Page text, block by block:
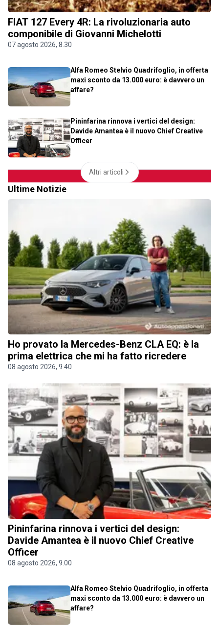
FIAT 127 Every 4R: La rivoluzionaria auto
componibile di Giovanni Michelotti
07 agosto 2026, 8.30
Alfa Romeo Stelvio Quadrifoglio, in offerta
maxi sconto da 13.000 euro: è davvero un
affare?
Pininfarina rinnova i vertici del design:
Davide Amantea è il nuovo Chief Creative
Officer
Altri articoli
Ultime Notizie
Ho provato la Mercedes-Benz CLA EQ: è la
prima elettrica che mi ha fatto ricredere
08 agosto 2026, 9.40
Pininfarina rinnova i vertici del design:
Davide Amantea è il nuovo Chief Creative
Officer
08 agosto 2026, 9.00
Alfa Romeo Stelvio Quadrifoglio, in offerta
maxi sconto da 13.000 euro: è davvero un
affare?